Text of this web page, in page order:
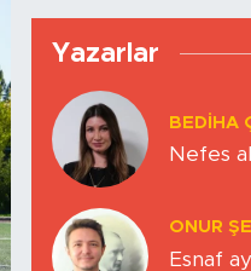
Yazarlar
BEDIHA
Nefes
ONUR
Esnaf